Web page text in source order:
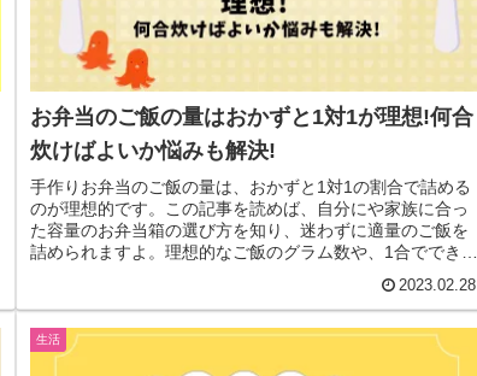
お弁当のご飯の量はおかずと1対1が理想!何合
炊けばよいか悩みも解決!
手作りお弁当のご飯の量は、おかずと1対1の割合で詰める
のが理想的です。この記事を読めば、自分にや家族に合っ
た容量のお弁当箱の選び方を知り、迷わずに適量のご飯を
詰められますよ。理想的なご飯のグラム数や、1合でできる
2023.02.28
生活